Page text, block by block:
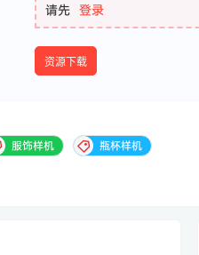
请先 登录
资源下载
服饰样机 瓶杯样机